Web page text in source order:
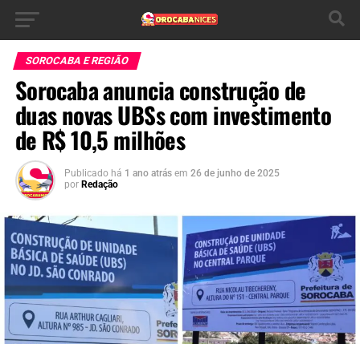
SOROCABA E REGIÃO
Sorocaba anuncia construção de
duas novas UBSs com investimento
de R$ 10,5 milhões
Publicado há 1 ano atrás em 26 de junho de 2025
por Redação